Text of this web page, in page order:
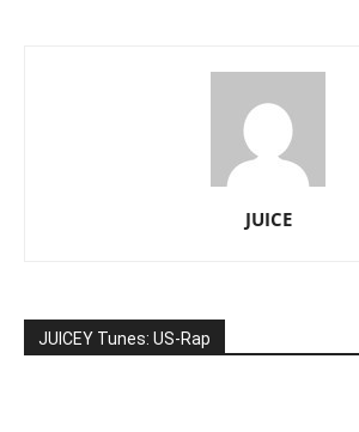
JUICE
JUICEY Tunes: US-Rap